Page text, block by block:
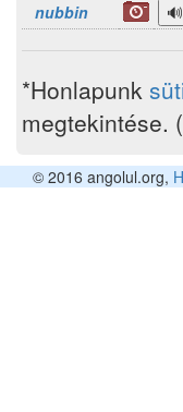
nubbin
*Honlapunk
megtekintése.
© 2016 angolul.org,